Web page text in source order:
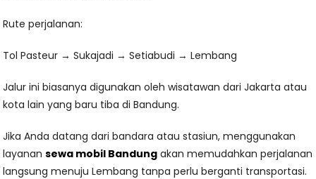
Rute perjalanan:
Tol Pasteur → Sukajadi → Setiabudi → Lembang
Jalur ini biasanya digunakan oleh wisatawan dari Jakarta atau
kota lain yang baru tiba di Bandung.
Jika Anda datang dari bandara atau stasiun, menggunakan
layanansewa mobil Bandung akan memudahkan perjalanan
langsung menuju Lembang tanpa perlu berganti transportasi.